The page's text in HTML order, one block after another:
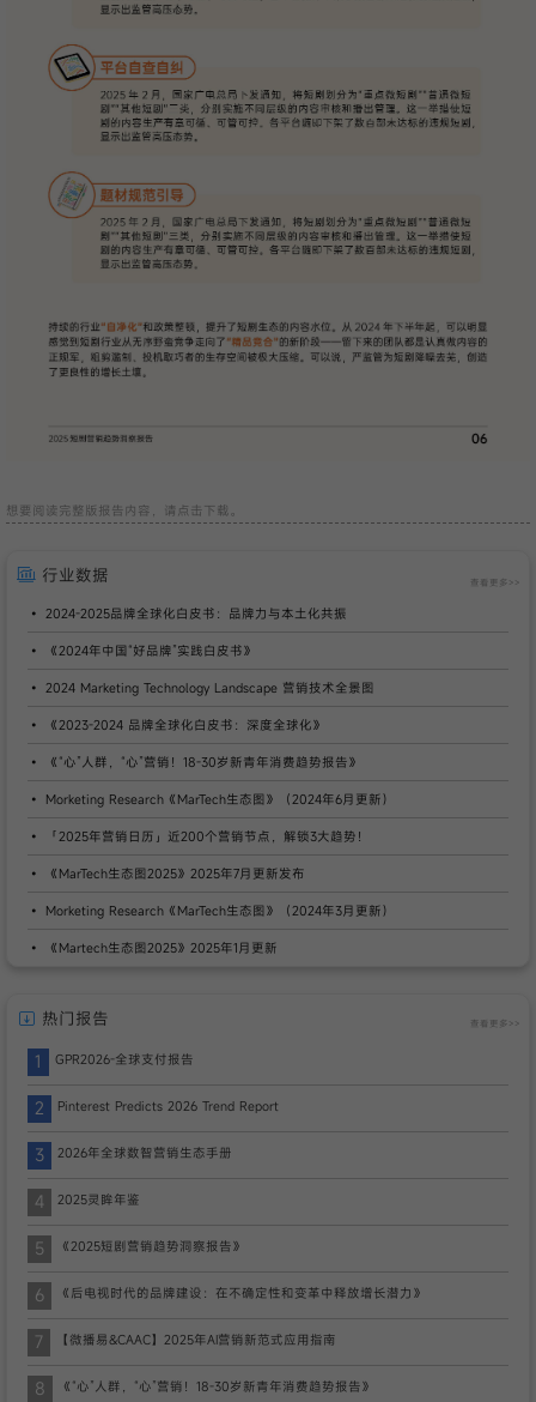
想要阅读完整版报告内容，请点击下载。
行业数据 查看更多>>
2024-2025品牌全球化白皮书：品牌力与本土化共振
《2024年中国“好品牌”实践白皮书》
2024 Marketing Technology Landscape 营销技术全景图
《2023-2024 品牌全球化白皮书：深度全球化》
《“心”人群，“心”营销！18-30岁新青年消费趋势报告》
Morketing Research《MarTech生态图》（2024年6月更新）
「2025年营销日历」近200个营销节点，解锁3大趋势！
《MarTech生态图2025》2025年7月更新发布
Morketing Research《MarTech生态图》（2024年3月更新）
《Martech生态图2025》2025年1月更新
热门报告 查看更多>>
1 GPR2026-全球支付报告
2 Pinterest Predicts 2026 Trend Report
3 2026年全球数智营销生态手册
4 2025灵眸年鉴
5 《2025短剧营销趋势洞察报告》
6 《后电视时代的品牌建设：在不确定性和变革中释放增长潜力》
7 【微播易&CAAC】2025年AI营销新范式应用指南
8 《“心”人群，“心”营销！18-30岁新青年消费趋势报告》